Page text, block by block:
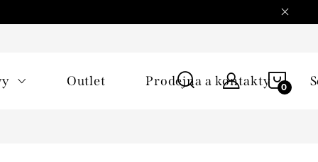
Outlet Prodejna a kontakty